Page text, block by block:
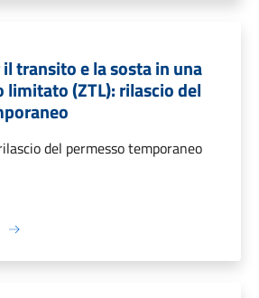
transito e la sosta in una
limitato (ZTL): rilascio del
del permesso temporaneo